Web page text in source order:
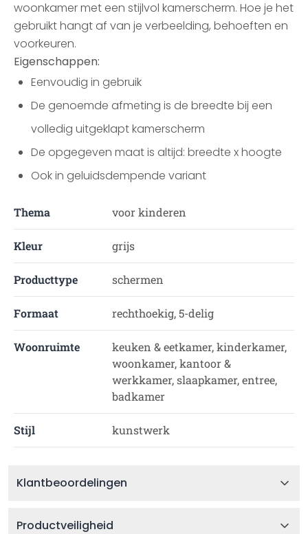
woonkamer met een stijlvol kamerscherm. Hoe je het
gebruikt hangt af van je verbeelding, behoeften en
voorkeuren.
Eigenschappen:
Eenvoudig in gebruik
De genoemde afmeting is de breedte bij een
volledig uitgeklapt kamerscherm
De opgegeven maat is altijd: breedte x hoogte
Ook in geluidsdempende variant
Thema voor kinderen
Kleur grijs
Producttype schermen
Formaat rechthoekig, 5-delig
Woonruimte
keuken & eetkamer, kinderkamer,
woonkamer, kantoor &
werkkamer, slaapkamer, entree,
badkamer
Stijl kunstwerk
Klantbeoordelingen
Productveiligheid